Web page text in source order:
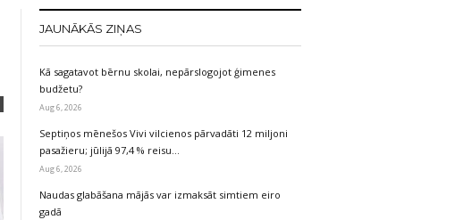
JAUNĀKĀS ZIŅAS
Kā sagatavot bērnu skolai, nepārslogojot ģimenes
budžetu?
Aug 6, 2026
Septiņos mēnešos Vivi vilcienos pārvadāti 12 miljoni
pasažieru; jūlijā 97,4 % reisu…
Aug 6, 2026
Naudas glabāšana mājās var izmaksāt simtiem eiro
gadā